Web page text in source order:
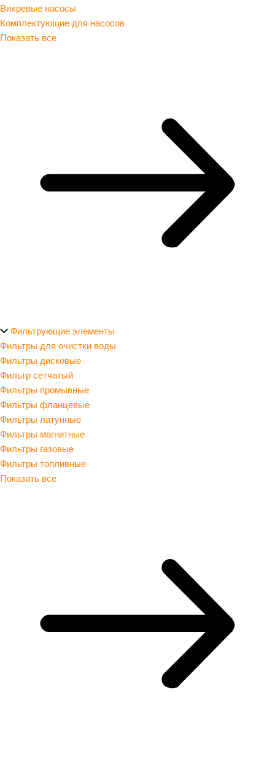
Вихревые насосы
Комплектующие для насосов
Показать все
Фильтрующие элементы
Фильтры для очистки воды
Фильтры дисковые
Фильтр сетчатый
Фильтры промывные
Фильтры фланцевые
Фильтры латунные
Фильтры магнитные
Фильтры газовые
Фильтры топливные
Показать все